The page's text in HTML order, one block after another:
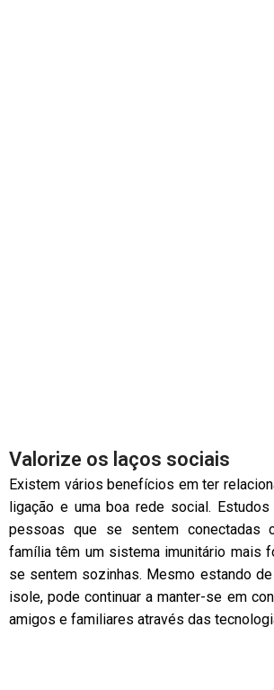
Valorize os laços sociais
Existem vários benefícios em ter
ligação e uma boa rede social.
pessoas que se sentem conectadas
família têm um sistema imunitário mais
se sentem sozinhas. Mesmo estando
isole, pode continuar a manter-se em
amigos e familiares através das